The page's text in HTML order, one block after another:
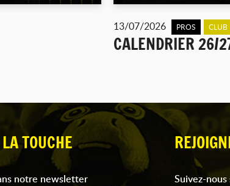
13/07/2026 PROS CLUB
CALENDRIER 26/
TOUCHE
notre newsletter Suivez-nous